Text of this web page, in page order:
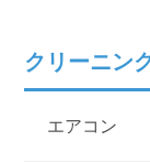
クリーニン
エアコン